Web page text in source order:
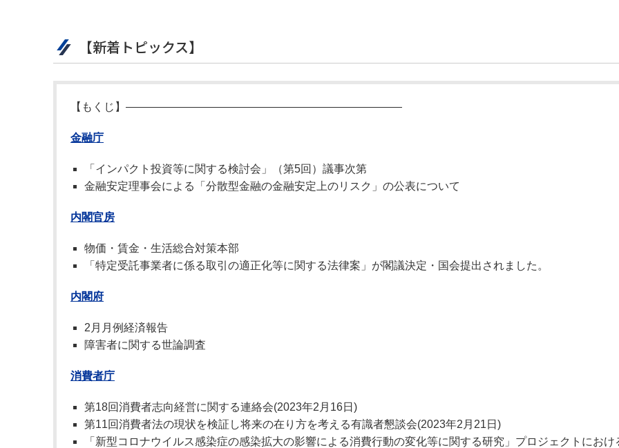
【新着トピックス】
【もくじ】―――――――――――――――――――――――――
金融庁
「インパクト投資等に関する検討会」（第5回）議事次第
金融安定理事会による「分散型金融の金融安定上のリスク」の公表について
内閣官房
物価・賃金・生活総合対策本部
「特定受託事業者に係る取引の適正化等に関する法律案」が閣議決定・国会提出されました。
内閣府
2月月例経済報告
障害者に関する世論調査
消費者庁
第18回消費者志向経営に関する連絡会(2023年2月16日)
第11回消費者法の現状を検証し将来の在り方を考える有識者懇談会(2023年2月21日)
「新型コロナウイルス感染症の感染拡大の影響による消費行動の変化等に関する研究」プロジェクトにおけ